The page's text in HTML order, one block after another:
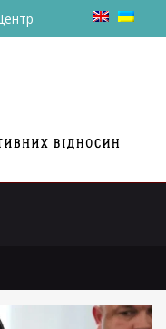
такої тотальної